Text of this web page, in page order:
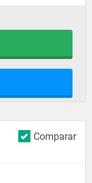
Comparar